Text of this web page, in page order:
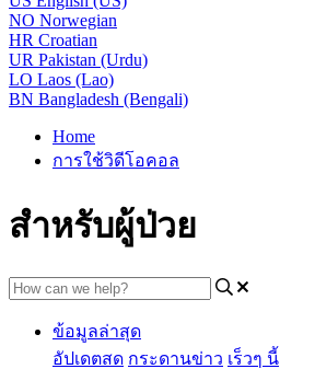
NO Norwegian
HR Croatian
UR Pakistan (Urdu)
LO Laos (Lao)
BN Bangladesh (Bengali)
Home
การใช้วิดีโอคอล
สำหรับผู้ป่วย
ข้อมูลล่าสุด
อัปเดตสด กระดานข่าว เร็วๆ นี้